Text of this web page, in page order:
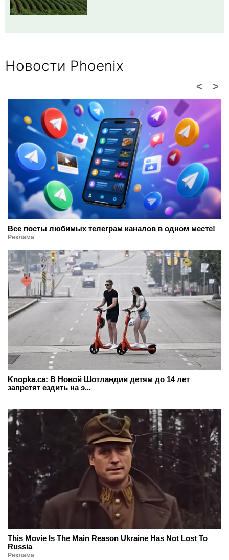
Новости Phoenix
>
<
Все посты любимых телеграм каналов в одном месте!
Реклама
Knopka.ca: В Новой Шотландии детям до 14 лет
запретят ездить на э...
This Movie Is The Main Reason Ukraine Has Not Lost To
Russia
Реклама